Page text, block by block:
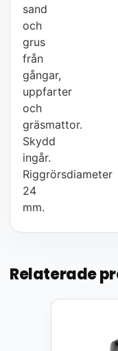
sand
och
grus
från
gångar,
uppfarter
och
gräsmattor.
Skydd
ingår.
Riggrörsdiameter
24
mm.
Relaterade